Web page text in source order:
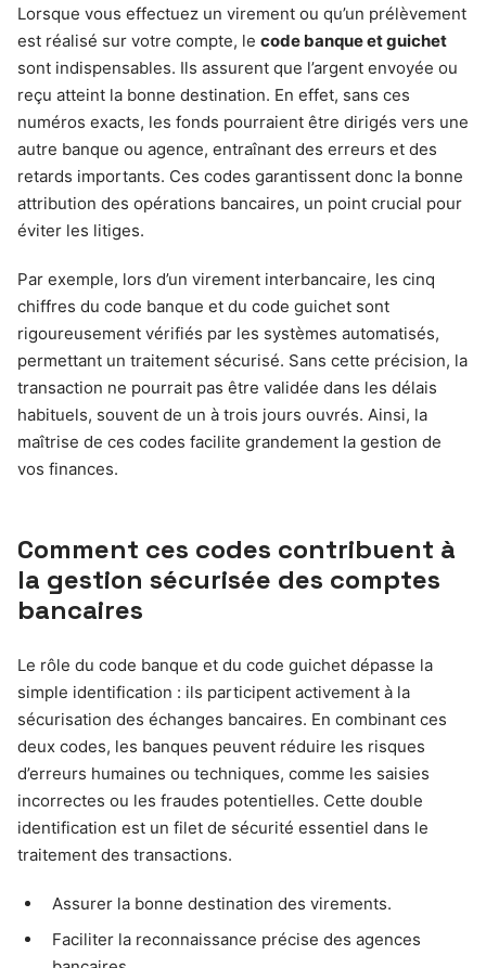
Lorsque vous effectuez un virement ou qu’un prélèvement
est réalisé sur votre compte, le code banque et guichet
sont indispensables. Ils assurent que l’argent envoyée ou
reçu atteint la bonne destination. En effet, sans ces
numéros exacts, les fonds pourraient être dirigés vers une
autre banque ou agence, entraînant des erreurs et des
retards importants. Ces codes garantissent donc la bonne
attribution des opérations bancaires, un point crucial pour
éviter les litiges.
Par exemple, lors d’un virement interbancaire, les cinq
chiffres du code banque et du code guichet sont
rigoureusement vérifiés par les systèmes automatisés,
permettant un traitement sécurisé. Sans cette précision, la
transaction ne pourrait pas être validée dans les délais
habituels, souvent de un à trois jours ouvrés. Ainsi, la
maîtrise de ces codes facilite grandement la gestion de
vos finances.
Comment ces codes contribuent à
la gestion sécurisée des comptes
bancaires
Le rôle du code banque et du code guichet dépasse la
simple identification : ils participent activement à la
sécurisation des échanges bancaires. En combinant ces
deux codes, les banques peuvent réduire les risques
d’erreurs humaines ou techniques, comme les saisies
incorrectes ou les fraudes potentielles. Cette double
identification est un filet de sécurité essentiel dans le
traitement des transactions.
Assurer la bonne destination des virements.
Faciliter la reconnaissance précise des agences